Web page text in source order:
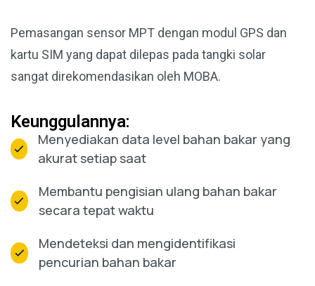
Pemasangan sensor MPT dengan modul GPS dan
kartu SIM yang dapat dilepas pada tangki solar
sangat direkomendasikan oleh MOBA.
Keunggulannya:
Menyediakan data level bahan bakar yang
akurat setiap saat
Membantu pengisian ulang bahan bakar
secara tepat waktu
Mendeteksi dan mengidentifikasi
pencurian bahan bakar